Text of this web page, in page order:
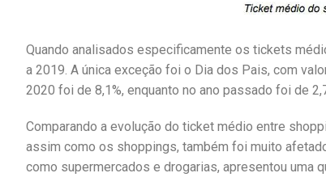
Quando analisados especificamente os tickets
a 2019. A única exceção foi o Dia dos Pais, com
2020 foi de 8,1%, enquanto no ano passado foi de
Comparando a evolução do ticket médio entre
assim como os shoppings, também foi muito
como supermercados e drogarias, apresentou uma